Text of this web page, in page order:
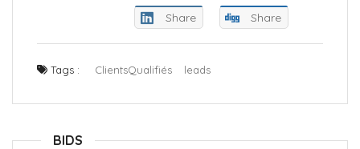
Share Share
Tags : ClientsQualifiés leads
BIDS